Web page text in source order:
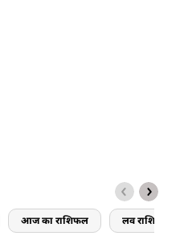
आज का राशिफल लव राशिफल